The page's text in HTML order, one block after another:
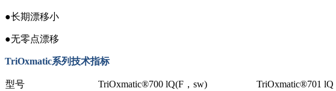
●长期漂移小
●无零点漂移
TriOxmatic系列技术指标
型号 TriOxmatic®700 lQ(F，sw) TriOxmatic®701 lQ